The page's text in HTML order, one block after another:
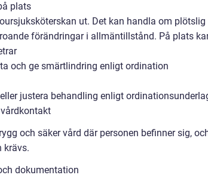
plats
ut. Det kan handla om
förändringar i allmäntillstånd. På plats
och ge smärtlindring enligt ordination
justera behandling enligt
och säker vård där personen befinner sig,
krävs.
dokumentation